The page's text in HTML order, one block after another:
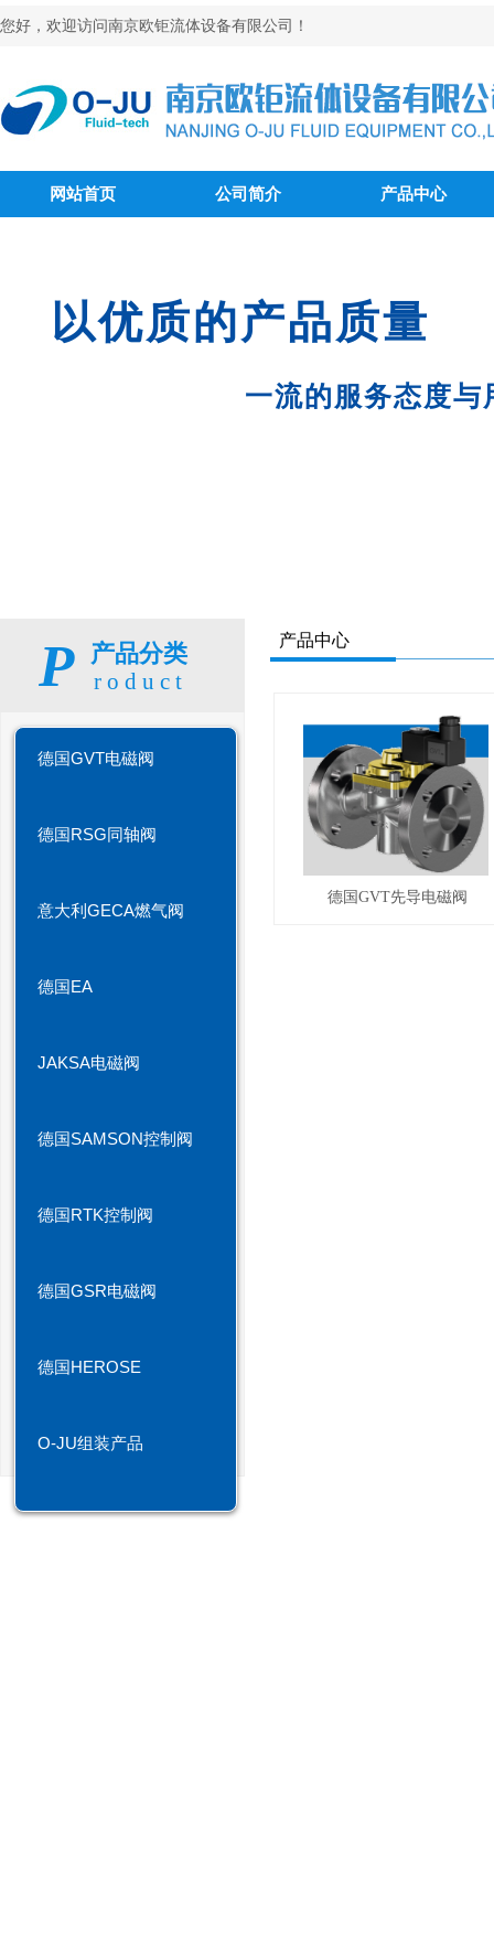
您好，欢迎访问南京欧钜流体设备有限公司！
网站首页 公司简介 产品中心
以优质的产品质量
一流的服务态度与
产品中心
P 产品分类
roduct
德国GVT先导电磁阀
德国GVT电磁阀
德国RSG同轴阀
意大利GECA燃气阀
德国EA
JAKSA电磁阀
德国SAMSON控制阀
德国RTK控制阀
德国GSR电磁阀
德国HEROSE
O-JU组装产品